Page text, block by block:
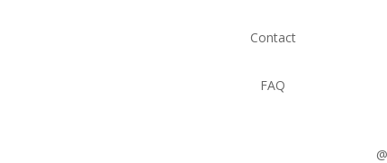
Contact
FAQ